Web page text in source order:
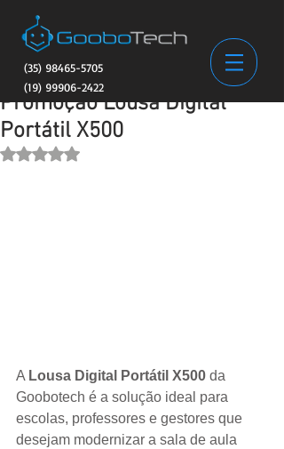
(35) 98465-5705
(19) 99906-2422
Promoção Lousa Digital
Portátil X500
Avaliado com NaN de 5 estrelas.
A Lousa Digital Portátil X500 da
Goobotech é a solução ideal para
escolas, professores e gestores que
desejam modernizar a sala de aula